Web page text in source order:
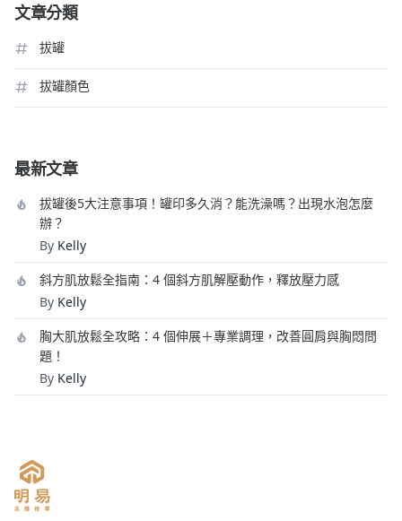
文章分類
拔罐
拔罐顏色
最新文章
拔罐後5大注意事項！罐印多久消？能洗澡嗎？出現水泡怎麼
辦？
By Kelly
斜方肌放鬆全指南：4 個斜方肌解壓動作，釋放壓力感
By Kelly
胸大肌放鬆全攻略：4 個伸展＋專業調理，改善圓肩與胸悶問
題！
By Kelly